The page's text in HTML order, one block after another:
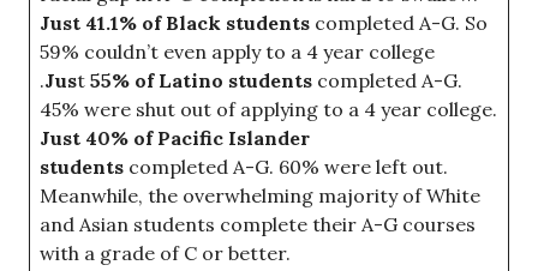
Just 41.1% of Black students completed A-G. So
59% couldn’t even apply to a 4 year college
.Just 55% of Latino students completed A-G.
45% were shut out of applying to a 4 year college.
Just 40% of Pacific Islander
students completed A-G. 60% were left out.
Meanwhile, the overwhelming majority of White
and Asian students complete their A-G courses
with a grade of C or better.